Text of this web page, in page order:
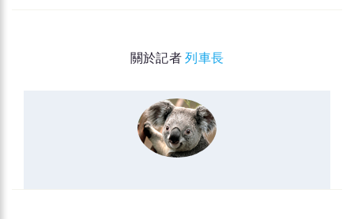
關於記者列車長